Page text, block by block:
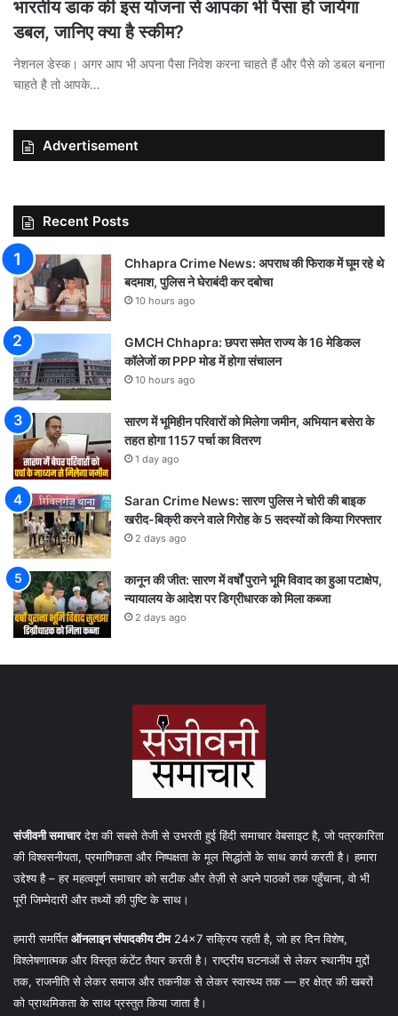
भारतीय डाक की इस योजना से आपका भी पैसा हो जायेगा
डबल, जानिए क्या है स्कीम?
नेशनल डेस्क। अगर आप भी अपना पैसा निवेश करना चाहते हैं और पैसे को डबल बनाना
चाहते है तो आपके…
Advertisement
Recent Posts
Chhapra Crime News: अपराध की फिराक में घूम रहे थे
बदमाश, पुलिस ने घेराबंदी कर दबोचा
10 hours ago
GMCH Chhapra: छपरा समेत राज्य के 16 मेडिकल
कॉलेजों का PPP मोड में होगा संचालन
10 hours ago
सारण में भूमिहीन परिवारों को मिलेगा जमीन, अभियान बसेरा के
तहत होगा 1157 पर्चा का वितरण
1 day ago
Saran Crime News: सारण पुलिस ने चोरी की बाइक
खरीद-बिक्री करने वाले गिरोह के 5 सदस्यों को किया गिरफ्तार
2 days ago
कानून की जीत: सारण में वर्षों पुराने भूमि विवाद का हुआ पटाक्षेप,
न्यायालय के आदेश पर डिग्रीधारक को मिला कब्जा
2 days ago
संजीवनी समाचारदेश की सबसे तेजी से उभरती हुई हिंदी समाचार वेबसाइट है, जो पत्रकारिता
की विश्वसनीयता, प्रमाणिकता और निष्पक्षता के मूल सिद्धांतों के साथ कार्य करती है। हमारा
उद्देश्य है – हर महत्वपूर्ण समाचार को सटीक और तेज़ी से अपने पाठकों तक पहुँचाना, वो भी
पूरी जिम्मेदारी और तथ्यों की पुष्टि के साथ।
हमारी समर्पितऑनलाइन संपादकीय टीम24×7 सक्रिय रहती है, जो हर दिन विशेष,
विश्लेषणात्मक और विस्तृत कंटेंट तैयार करती है। राष्ट्रीय घटनाओं से लेकर स्थानीय मुद्दों
तक, राजनीति से लेकर समाज और तकनीक से लेकर स्वास्थ्य तक — हर क्षेत्र की खबरों
को प्राथमिकता के साथ प्रस्तुत किया जाता है।